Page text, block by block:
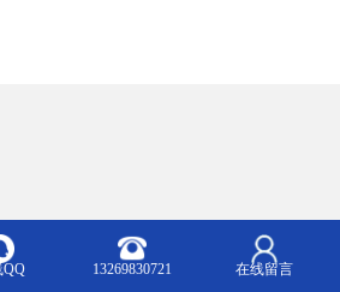
QQ 13269830721 在线留言